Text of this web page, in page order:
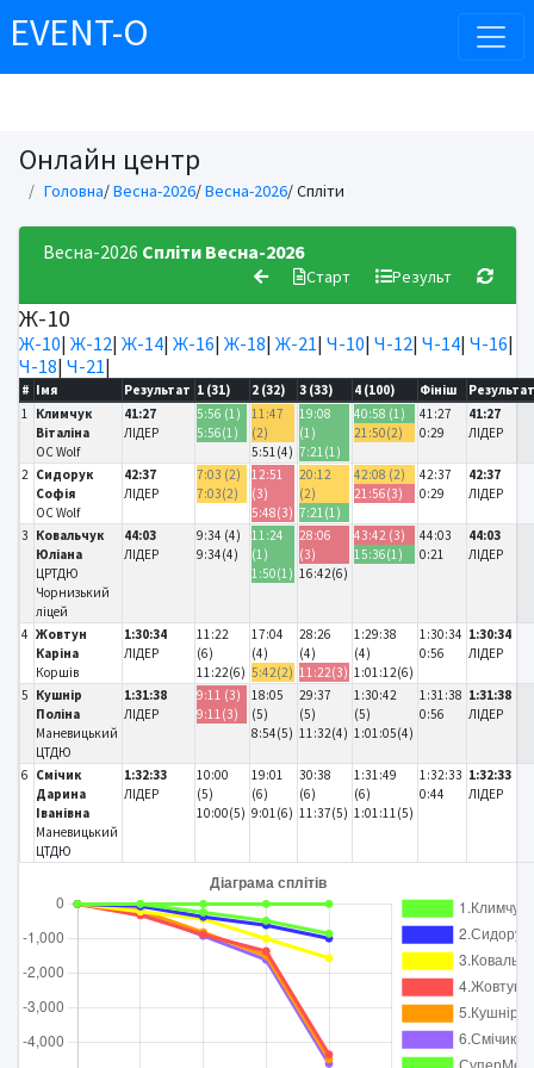
EVENT-O
Онлайн центр
Головна/Весна-2026/Весна-2026/ Спліти
Весна-2026 Спліти Весна-2026
Старт Результ
Ж-10
Ж-10| Ж-12| Ж-14| Ж-16| Ж-18| Ж-21| Ч-10| Ч-12| Ч-14| Ч-16|
Ч-18| Ч-21|
# Імя Результат 1 (31) 2 (32) 3 (33) 4 (100) Фініш
1 Климчук
Віталіна
OC Wolf
41:27
ЛІДЕР
5:56 (1)
5:56(1)
11:47
(2)
5:51(4)
19:08
(1)
7:21(1)
40:58 (1)
21:50(2)
41:27
0:29
41:27
ЛІДЕР
2 Сидорук
Софія
OC Wolf
42:37
ЛІДЕР
7:03 (2)
7:03(2)
12:51
(3)
5:48(3)
20:12
(2)
7:21(1)
42:08 (2)
21:56(3)
42:37
0:29
42:37
ЛІДЕР
3 Ковальчук
Юліана
ЦРТДЮ
Чорнизький
ліцей
44:03
ЛІДЕР
9:34 (4)
9:34(4)
11:24
(1)
1:50(1)
28:06
(3)
16:42(6)
43:42 (3)
15:36(1)
44:03
0:21
44:03
ЛІДЕР
4 Жовтун
Каріна
Коршів
1:30:34
ЛІДЕР
11:22
(6)
11:22(6)
17:04
(4)
5:42(2)
28:26
(4)
11:22(3)
1:29:38
(4)
1:01:12(6)
1:30:34
0:56
1:30:34
ЛІДЕР
5 Кушнір
Поліна
Маневицький
ЦТДЮ
1:31:38
ЛІДЕР
9:11 (3)
9:11(3)
18:05
(5)
8:54(5)
29:37
(5)
11:32(4)
1:30:42
(5)
1:01:05(4)
1:31:38
0:56
1:31:38
ЛІДЕР
6 Смічик
Дарина
Іванівна
Маневицький
ЦТДЮ
1:32:33
ЛІДЕР
10:00
(5)
10:00(5)
19:01
(6)
9:01(6)
30:38
(6)
11:37(5)
1:31:49
(6)
1:01:11(5)
1:32:33
0:44
1:32:33
ЛІДЕР